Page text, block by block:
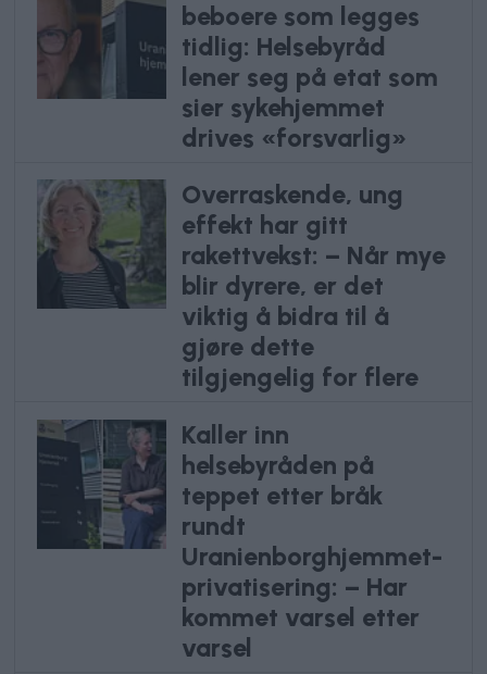
beboere som legges
tidlig: Helsebyråd
lener seg på etat som
sier sykehjemmet
drives «forsvarlig»
Overraskende, ung
effekt har gitt
rakettvekst: – Når mye
blir dyrere, er det
viktig å bidra til å
gjøre dette
tilgjengelig for flere
Kaller inn
helsebyråden på
teppet etter bråk
rundt
Uranienborghjemmet-
privatisering: – Har
kommet varsel etter
varsel